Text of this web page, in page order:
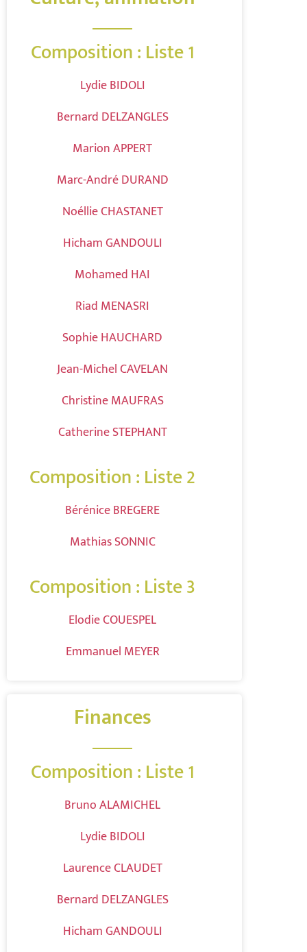
Composition : Liste 1
Lydie BIDOLI
Bernard DELZANGLES
Marion APPERT
Marc-André DURAND
Noéllie CHASTANET
Hicham GANDOULI
Mohamed HAI
Riad MENASRI
Sophie HAUCHARD
Jean-Michel CAVELAN
Christine MAUFRAS
Catherine STEPHANT
Composition : Liste 2
Bérénice BREGERE
Mathias SONNIC
Composition : Liste 3
Elodie COUESPEL
Emmanuel MEYER
Finances
Composition : Liste 1
Bruno ALAMICHEL
Lydie BIDOLI
Laurence CLAUDET
Bernard DELZANGLES
Hicham GANDOULI